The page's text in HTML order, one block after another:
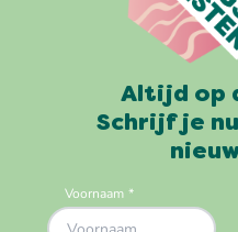
Altijd op
Schrijf je